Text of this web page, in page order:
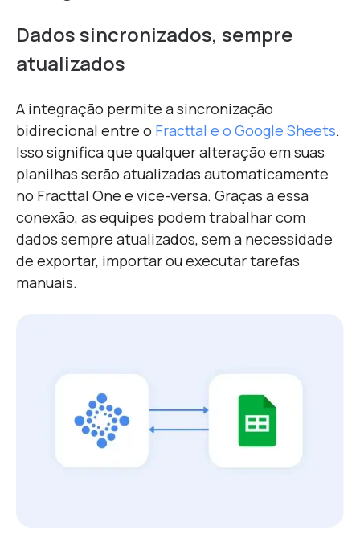
Dados sincronizados, sempre
atualizados
A integração permite a sincronização
bidirecional entre o Fracttal e o Google Sheets.
Isso significa que qualquer alteração em suas
planilhas serão atualizadas automaticamente
no Fracttal One e vice-versa. Graças a essa
conexão, as equipes podem trabalhar com
dados sempre atualizados, sem a necessidade
de exportar, importar ou executar tarefas
manuais.